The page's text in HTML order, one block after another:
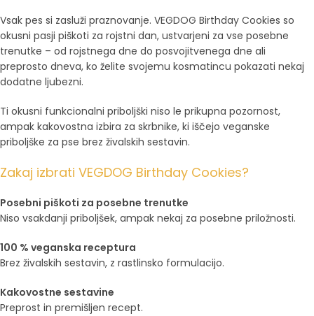
Vsak pes si zasluži praznovanje. VEGDOG Birthday Cookies so
okusni pasji piškoti za rojstni dan, ustvarjeni za vse posebne
trenutke – od rojstnega dne do posvojitvenega dne ali
preprosto dneva, ko želite svojemu kosmatincu pokazati nekaj
dodatne ljubezni.
Ti okusni funkcionalni priboljški niso le prikupna pozornost,
ampak kakovostna izbira za skrbnike, ki iščejo veganske
priboljške za pse brez živalskih sestavin.
Zakaj izbrati VEGDOG Birthday Cookies?
Posebni piškoti za posebne trenutke
Niso vsakdanji priboljšek, ampak nekaj za posebne priložnosti.
100 % veganska receptura
Brez živalskih sestavin, z rastlinsko formulacijo.
Kakovostne sestavine
Preprost in premišljen recept.